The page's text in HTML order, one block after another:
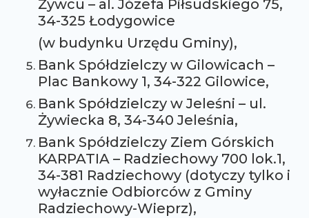
Żywcu – al. Józefa Piłsudskiego 75,
34-325 Łodygowice
(w budynku Urzędu Gminy),
Bank Spółdzielczy w Gilowicach –
Plac Bankowy 1, 34-322 Gilowice,
Bank Spółdzielczy w Jeleśni – ul.
Żywiecka 8, 34-340 Jeleśnia,
Bank Spółdzielczy Ziem Górskich
KARPATIA – Radziechowy 700 lok.1,
34-381 Radziechowy (dotyczy tylko i
wyłacznie Odbiorców z Gminy
Radziechowy-Wieprz),